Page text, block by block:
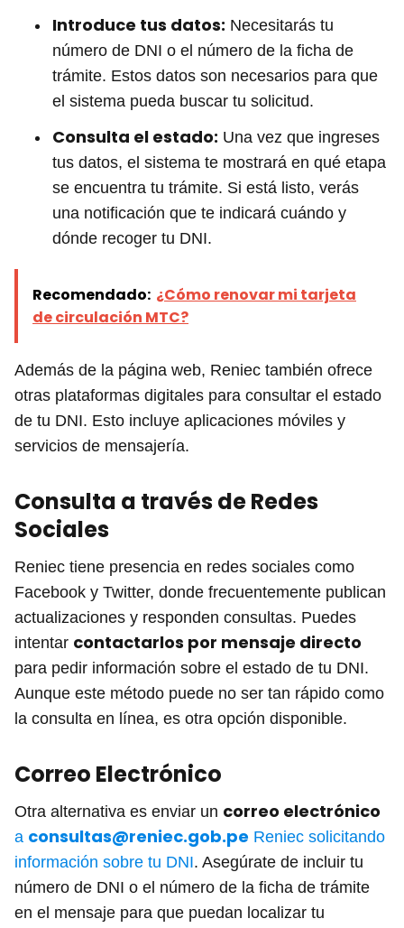
Introduce tus datos: Necesitarás tu
número de DNI o el número de la ficha de
trámite. Estos datos son necesarios para que
el sistema pueda buscar tu solicitud.
Consulta el estado: Una vez que ingreses
tus datos, el sistema te mostrará en qué etapa
se encuentra tu trámite. Si está listo, verás
una notificación que te indicará cuándo y
dónde recoger tu DNI.
Recomendado: ¿Cómo renovar mi tarjeta
de circulación MTC?
Además de la página web, Reniec también ofrece
otras plataformas digitales para consultar el estado
de tu DNI. Esto incluye aplicaciones móviles y
servicios de mensajería.
Consulta a través de Redes
Sociales
Reniec tiene presencia en redes sociales como
Facebook y Twitter, donde frecuentemente publican
actualizaciones y responden consultas. Puedes
intentar contactarlos por mensaje directo
para pedir información sobre el estado de tu DNI.
Aunque este método puede no ser tan rápido como
la consulta en línea, es otra opción disponible.
Correo Electrónico
Otra alternativa es enviar un correo electrónico
a consultas@reniec.gob.pe Reniec solicitando
información sobre tu DNI. Asegúrate de incluir tu
número de DNI o el número de la ficha de trámite
en el mensaje para que puedan localizar tu